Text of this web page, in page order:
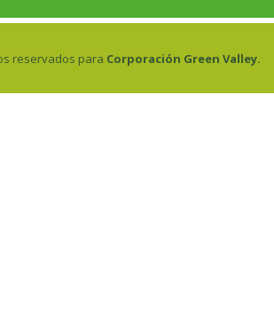
reservados para Corporación Green Valley.